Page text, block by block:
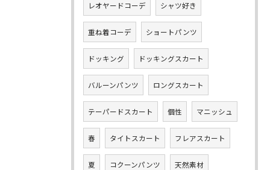
レオヤードコーデ シャツ好き
重ね着コーデ ショートパンツ
ドッキング ドッキングスカート
バルーンパンツ ロングスカート
テーパードスカート 個性 マニッシュ
春 タイトスカート フレアスカート
夏 コクーンパンツ 天然素材